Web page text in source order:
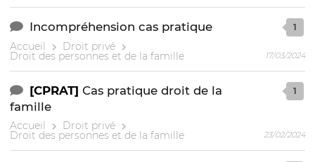
Incompréhension cas pratique
Accueil Droit privé
Droit des personnes et de la famille
1
17/03/2024
[CPRAT] Cas pratique droit de la
famille
Accueil Droit privé
Droit des personnes et de la famille
1
23/02/2024